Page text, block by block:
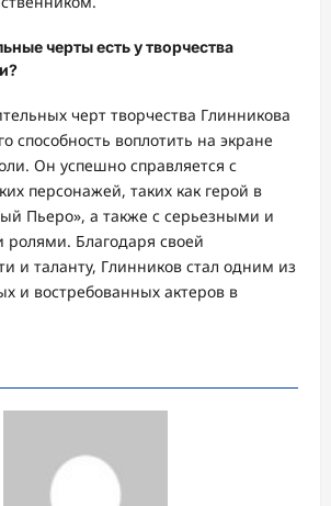
черты есть у творчества
черт творчества Глинникова
способность воплотить на экране
Он успешно справляется с
персонажей, таких как герой в
Пьеро», а также с серьезными и
ролями. Благодаря своей
и таланту, Глинников стал одним из
и востребованных актеров в